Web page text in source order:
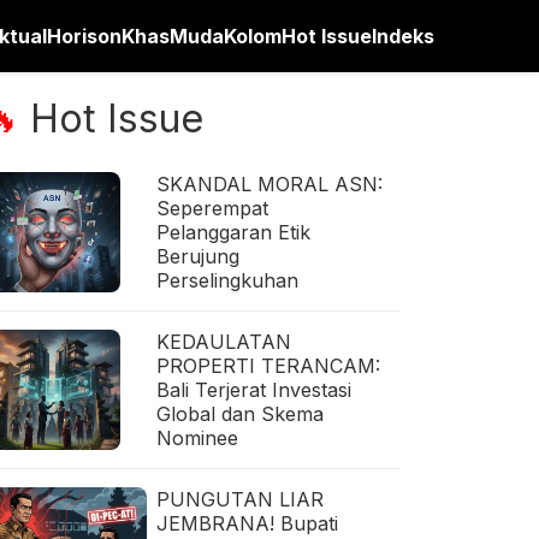
HorisonKhasMudaKolomHot IssueIndeks
Hot Issue
SKANDAL MORAL ASN:
Seperempat
Pelanggaran Etik
Berujung
Perselingkuhan
KEDAULATAN
PROPERTI TERANCAM:
Bali Terjerat Investasi
Global dan Skema
Nominee
PUNGUTAN LIAR
JEMBRANA! Bupati